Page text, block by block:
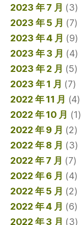
2023 年 7 月 (3)
2023 年 5 月 (7)
2023 年 4 月 (9)
2023 年 3 月 (4)
2023 年 2 月 (5)
2023 年 1 月 (7)
2022 年 11 月 (4)
2022 年 10 月 (1)
2022 年 9 月 (2)
2022 年 8 月 (3)
2022 年 7 月 (7)
2022 年 6 月 (4)
2022 年 5 月 (2)
2022 年 4 月 (6)
2022 年 3 月 (3)